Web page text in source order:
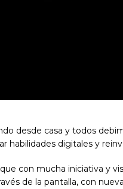
desde casa y todos
habilidades digitales y
con mucha iniciativa y
de la pantalla, con